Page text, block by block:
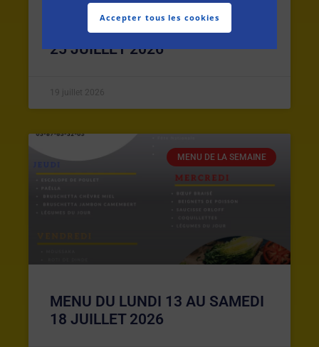
Accepter tous les cookies
MENU DU LUNDI 20 AU SAMEDI
25 JUILLET 2026
19 juillet 2026
MENU DE LA SEMAINE
MENU DU LUNDI 13 AU SAMEDI
18 JUILLET 2026